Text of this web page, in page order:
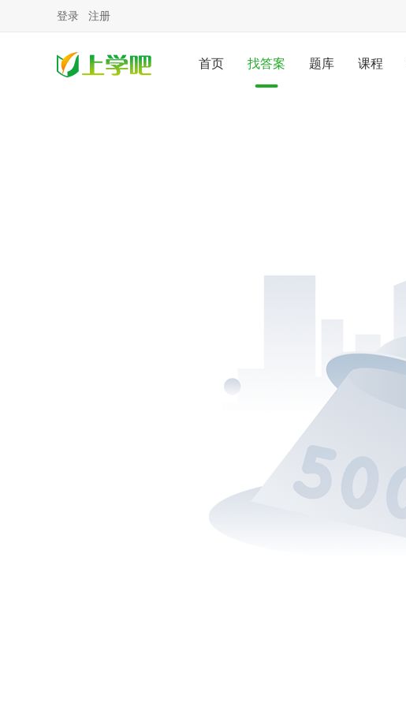
登录 注册
首页 找答案 题库 课程